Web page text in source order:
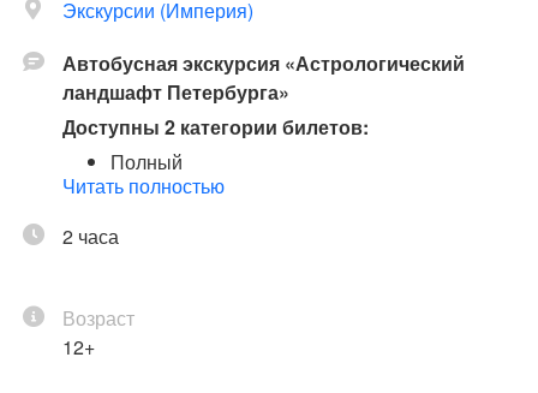
Экскурсии (Империя)
Автобусная экскурсия «Астрологический
ландшафт Петербурга»
Доступны 2 категории билетов:
Полный
Льготный
Льготный билет
Убедительная просьба на время экскурсии
«льготникам» иметь при себе документы,
Читать полностью
2 часа
Возраст
12+